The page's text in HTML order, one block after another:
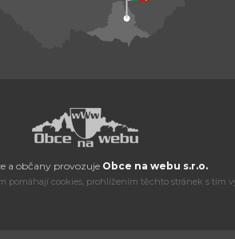
a občany provozuje Obce na webu s.r.o.
pomáhají cookies, prohlížením těchto stránek s tím